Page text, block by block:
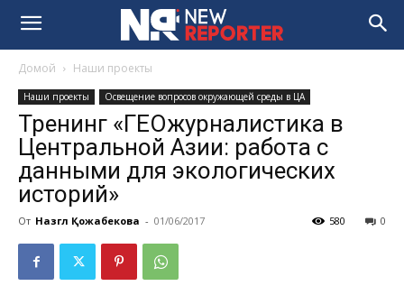
Домой Наши проекты
Наши проекты Освещение вопросов окружающей среды в ЦА
Тренинг «ГЕОжурналистика в
Центральной Азии: работа с
данными для экологических
историй»
От Назгүл Қожабекова - 01/06/2017 0
580